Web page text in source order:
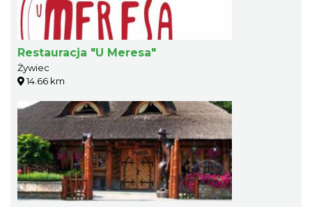
Restauracja "U Meresa"
Żywiec
14.66 km